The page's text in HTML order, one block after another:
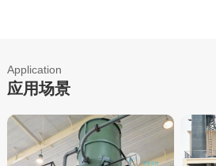
Application
应用场景